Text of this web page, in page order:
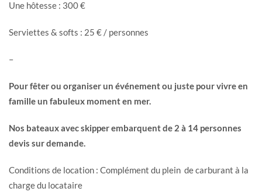
Une hôtesse : 300 €
Serviettes & softs : 25 € / personnes
–
Pour fêter ou organiser un événement ou juste pour vivre en
famille un fabuleux moment en mer.
Nos bateaux avec skipper embarquent de 2 à 14 personnes
devis sur demande.
Conditions de location : Complément du plein de carburant à la
charge du locataire